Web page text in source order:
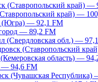
(Ставропольский край) —
край) —
(Югра) — 92,1 FM
— 89,2 FM
(Свердловская обл.) —
(Ставропольский
область) —
— 94,6 FM
(Чувашская Республика)